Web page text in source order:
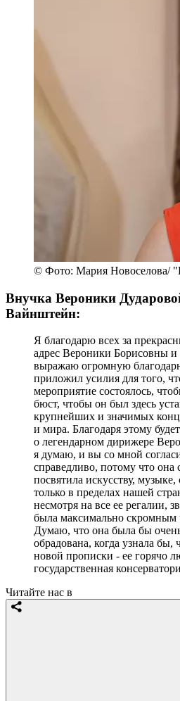
© Фото: Мария Новоселова/
Внучка Вероники
Вайнштейн:
Я благодарю всех за
адрес Вероники Борисовны и
выражаю огромную
приложил усилия для того,
мероприятие состоялось,
бюст, чтобы он был здесь
крупнейших и значимых
и мира. Благодаря этому
о легендарном дирижере
я думаю, и вы со мной
справедливо, потому что
посвятила искусству,
только в пределах нашей
несмотря на все ее регалии,
была максимально скромным
Думаю, что она была бы
обрадована, когда узнала бы,
новой прописки - ее горячо
государственная
Читайте нас в